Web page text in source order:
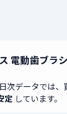
電動歯ブ
次データでは、
定 しています。